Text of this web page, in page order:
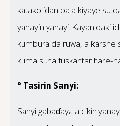
katako idan ba a kiyaye su
yanayin yanayi. Kayan daki
kumbura da ruwa, a ƙarshe
kuma suna fuskantar hare-
° Tasirin Sanyi:
Sanyi gabaɗaya a cikin